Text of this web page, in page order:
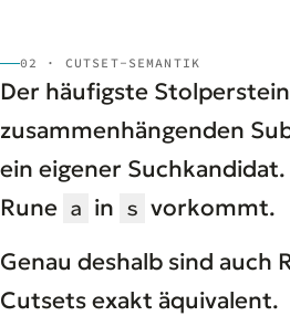
02 · CUTSET-SEMANTIK
Der häufigste
zusammenhängenden
ein eigener Suchkandidat.
Rune a in s vorkommt.
Genau deshalb sind
Cutsets exakt äquivalent.